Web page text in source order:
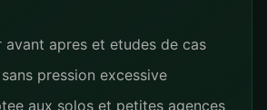
avant apres et etudes de cas
pression excessive
aux solos et petites agences